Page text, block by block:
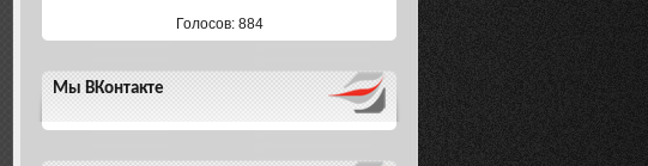
Голосов: 884
Мы ВКонтакте